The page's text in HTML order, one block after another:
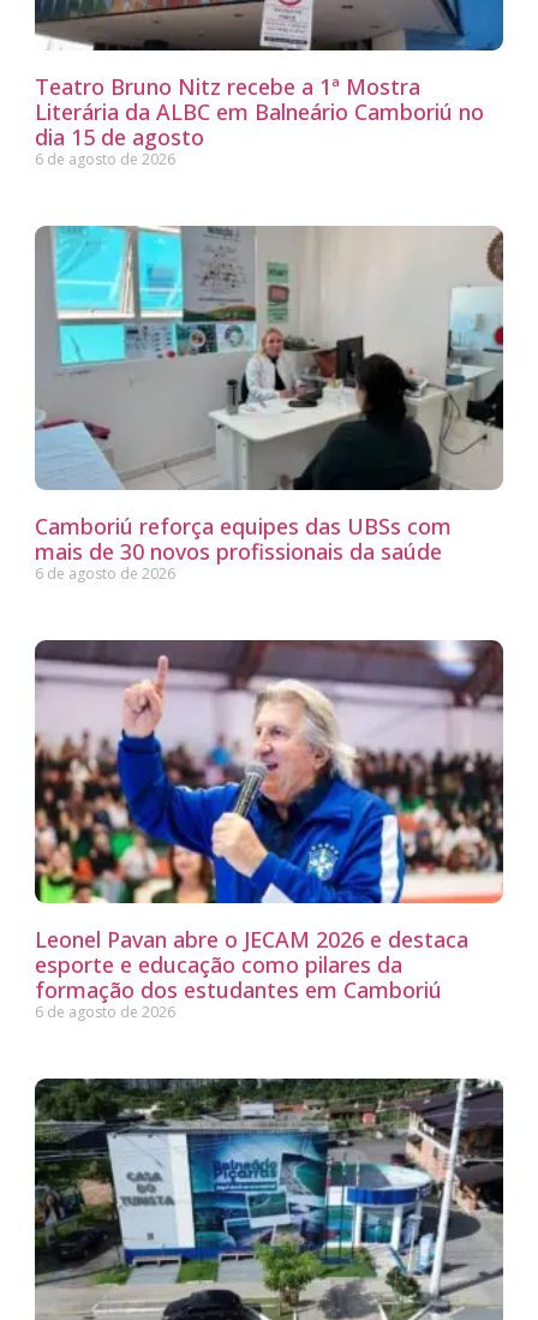
Teatro Bruno Nitz recebe a 1ª Mostra
Literária da ALBC em Balneário Camboriú no
dia 15 de agosto
6 de agosto de 2026
Camboriú reforça equipes das UBSs com
mais de 30 novos profissionais da saúde
6 de agosto de 2026
Leonel Pavan abre o JECAM 2026 e destaca
esporte e educação como pilares da
formação dos estudantes em Camboriú
6 de agosto de 2026